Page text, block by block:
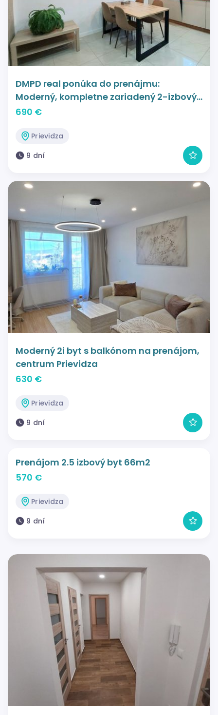
DMPD real ponúka do prenájmu:
Moderný, kompletne zariadený 2-izbový
byt s klimatizáciou na Svätoplukovej ulici
690 €
Prievidza
9 dní
Moderný 2i byt s balkónom na prenájom,
centrum Prievidza
630 €
Prievidza
9 dní
Prenájom 2.5 izbový byt 66m2
570 €
Prievidza
9 dní